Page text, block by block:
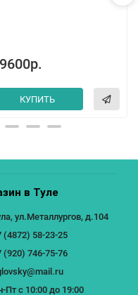
КУПИТЬ
в Туле
ул.Металлургов, д.104
(4872) 58-23-25
(920) 746-75-76
Пт с 10:00 до 19:00